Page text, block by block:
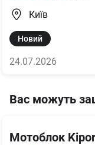
Київ
Новий
24.07.2026
Вас можуть
Мотоблок